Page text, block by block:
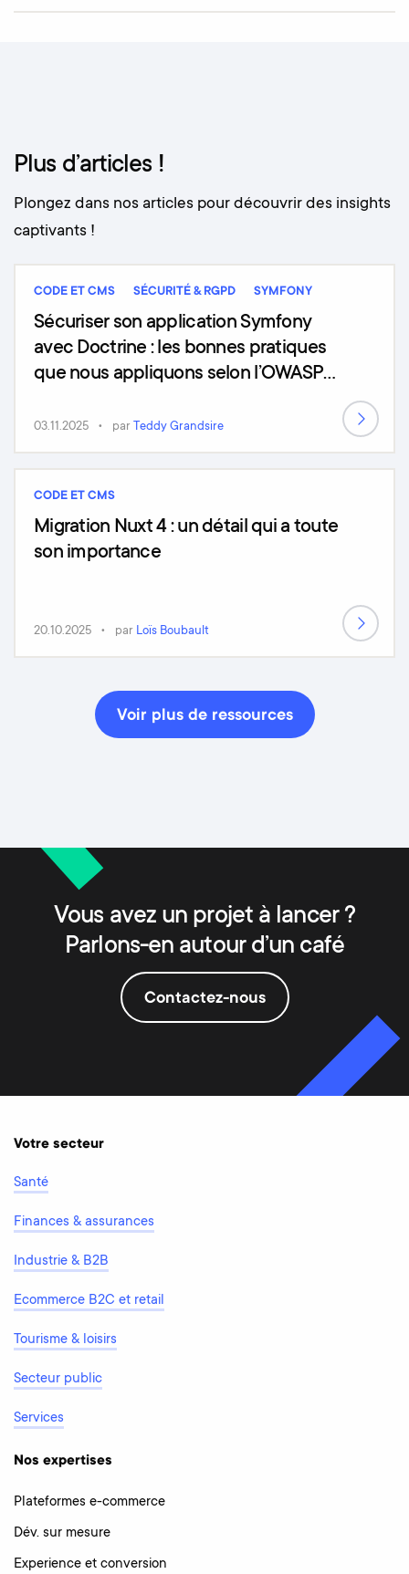
Plus d’articles !
Plongez dans nos articles pour découvrir des insights
captivants !
CODE ET CMS SÉCURITÉ & RGPD SYMFONY
Sécuriser son application Symfony
avec Doctrine : les bonnes pratiques
que nous appliquons selon l’OWASP
03.11.2025 par Teddy Grandsire
CODE ET CMS
Migration Nuxt 4 : un détail qui a toute
son importance
20.10.2025 par Loïs Boubault
Voir plus de ressources
Vous avez un projet à lancer ?
Parlons-en autour d’un café
Contactez-nous
Votre secteur
Santé
Finances & assurances
Industrie & B2B
Ecommerce B2C et retail
Tourisme & loisirs
Secteur public
Services
Nos expertises
Plateformes e-commerce
Dév. sur mesure
Experience et conversion